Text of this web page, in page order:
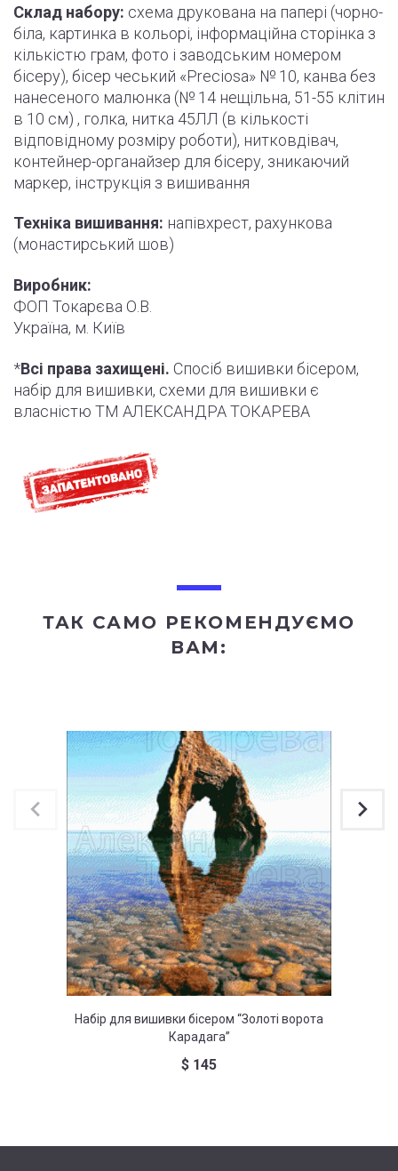
Склад набору: схема друкована на папері (чорно-
біла, картинка в кольорі, інформаційна сторінка з
кількістю грам, фото і заводським номером
бісеру), бісер чеський «Preciosa» № 10, канва без
нанесеного малюнка (№ 14 нещільна, 51-55 клітин
в 10 см) , голка, нитка 45ЛЛ (в кількості
відповідному розміру роботи), нитковдівач,
контейнер-органайзер для бісеру, зникаючий
маркер, інструкція з вишивання
Техніка вишивання: напівхрест, рахункова
(монастирський шов)
Виробник:
ФОП Токарєва О.В.
Україна, м. Київ
*Всі права захищені. Спосіб вишивки бісером,
набір для вишивки, схеми для вишивки є
власністю ТМ АЛЕКСАНДРА ТОКАРЕВА
ТАК САМО РЕКОМЕНДУЄМО
ВАМ:
Набір для вишивки бісером “Золоті ворота
Карадага”
$ 145